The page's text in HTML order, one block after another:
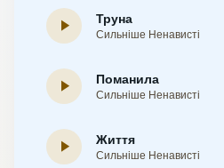
play_arrow Труна
Сильніше Ненависті
play_arrow Поманила
Сильніше Ненависті
play_arrow Життя
Сильніше Ненависті